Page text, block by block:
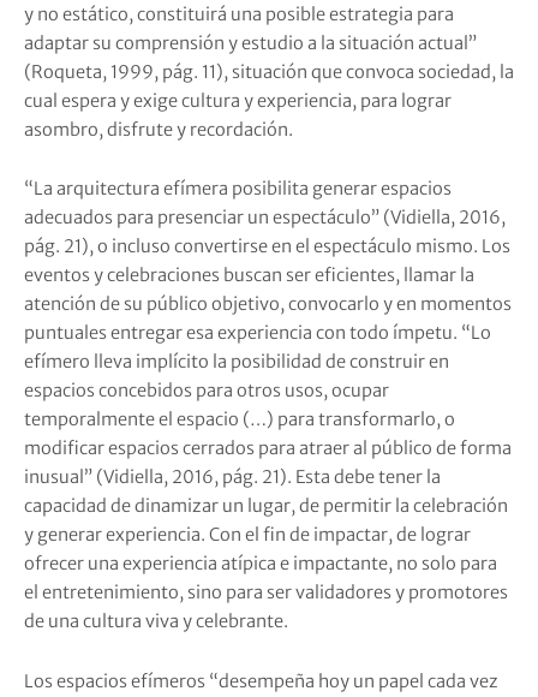
y no estático, constituirá una posible estrategia para
adaptar su comprensión y estudio a la situación actual”
(Roqueta, 1999, pág. 11), situación que convoca sociedad, la
cual espera y exige cultura y experiencia, para lograr
asombro, disfrute y recordación.
“La arquitectura efímera posibilita generar espacios
adecuados para presenciar un espectáculo” (Vidiella, 2016,
pág. 21), o incluso convertirse en el espectáculo mismo. Los
eventos y celebraciones buscan ser eficientes, llamar la
atención de su público objetivo, convocarlo y en momentos
puntuales entregar esa experiencia con todo ímpetu. “Lo
efímero lleva implícito la posibilidad de construir en
espacios concebidos para otros usos, ocupar
temporalmente el espacio (…) para transformarlo, o
modificar espacios cerrados para atraer al público de forma
inusual” (Vidiella, 2016, pág. 21). Esta debe tener la
capacidad de dinamizar un lugar, de permitir la celebración
y generar experiencia. Con el fin de impactar, de lograr
ofrecer una experiencia atípica e impactante, no solo para
el entretenimiento, sino para ser validadores y promotores
de una cultura viva y celebrante.
Los espacios efímeros “desempeña hoy un papel cada vez